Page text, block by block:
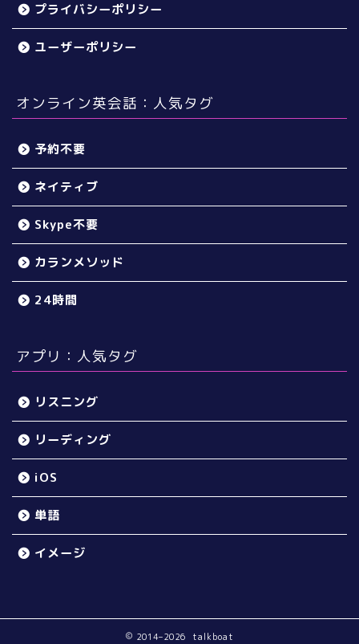
プライバシーポリシー
ユーザーポリシー
オンライン英会話：人気タグ
予約不要
ネイティブ
Skype不要
カランメソッド
24時間
アプリ：人気タグ
リスニング
リーディング
iOS
単語
イメージ
2014–2026 talkboat